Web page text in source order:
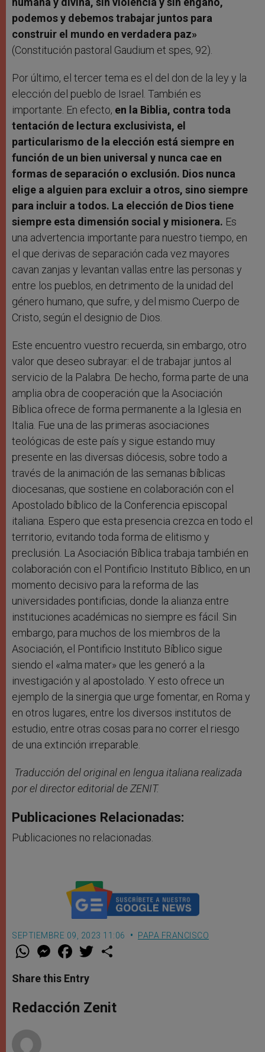
podemos y debemos trabajar juntos para
construir el mundo en verdadera paz»
(Constitución pastoral Gaudium et spes, 92).
Por último, el tercer tema es el del don de la ley y la
elección del pueblo de Israel. También es
importante. En efecto, en la Biblia, contra toda
tentación de lectura exclusivista, el
particularismo de la elección está siempre en
función de un bien universal y nunca cae en
formas de separación o exclusión. Dios nunca
elige a alguien para excluir a otros, sino siempre
para incluir a todos. La elección de Dios tiene
siempre esta dimensión social y misionera. Es
una advertencia importante para nuestro tiempo, en
el que derivas de separación cada vez mayores
cavan zanjas y levantan vallas entre las personas y
entre los pueblos, en detrimento de la unidad del
género humano, que sufre, y del mismo Cuerpo de
Cristo, según el designio de Dios.
Este encuentro vuestro recuerda, sin embargo, otro
valor que deseo subrayar: el de trabajar juntos al
servicio de la Palabra. De hecho, forma parte de una
amplia obra de cooperación que la Asociación
Bíblica ofrece de forma permanente a la Iglesia en
Italia. Fue una de las primeras asociaciones
teológicas de este país y sigue estando muy
presente en las diversas diócesis, sobre todo a
través de la animación de las semanas bíblicas
diocesanas, que sostiene en colaboración con el
Apostolado bíblico de la Conferencia episcopal
italiana. Espero que esta presencia crezca en todo el
territorio, evitando toda forma de elitismo y
preclusión. La Asociación Bíblica trabaja también en
colaboración con el Pontificio Instituto Bíblico, en un
momento decisivo para la reforma de las
universidades pontificias, donde la alianza entre
instituciones académicas no siempre es fácil. Sin
embargo, para muchos de los miembros de la
Asociación, el Pontificio Instituto Bíblico sigue
siendo el «alma mater» que les generó a la
investigación y al apostolado. Y esto ofrece un
ejemplo de la sinergia que urge fomentar, en Roma y
en otros lugares, entre los diversos institutos de
estudio, entre otras cosas para no correr el riesgo
de una extinción irreparable.
Traducción del original en lengua italiana realizada
porel director editorial de ZENIT.
Publicaciones Relacionadas:
Publicaciones no relacionadas.
SEPTIEMBRE 09, 2023 11:06 PAPA FRANCISCO
W
t
s
p
p
M
e
s
e
g
e
F
a
e
b
o
k
w
r
Share this Entry
Redacción Zenit